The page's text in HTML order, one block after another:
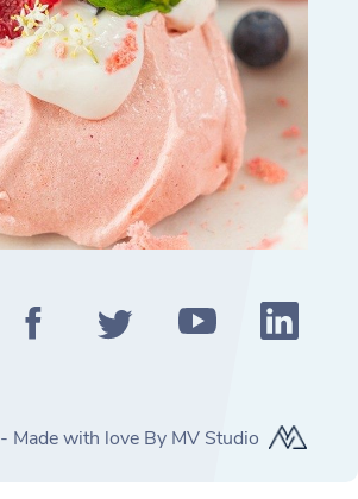
- Made with love By MV Studio